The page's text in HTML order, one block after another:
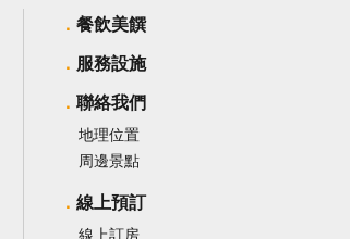
餐飲美饌
服務設施
聯絡我們
地理位置
周邊景點
線上預訂
線上訂房